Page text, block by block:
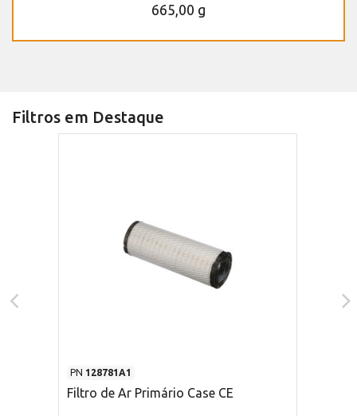
665,00 g
Filtros em Destaque
PN 128781A1
Filtro de Ar Primário Case CE